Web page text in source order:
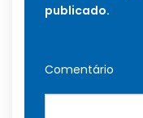
publicado.
Comentário